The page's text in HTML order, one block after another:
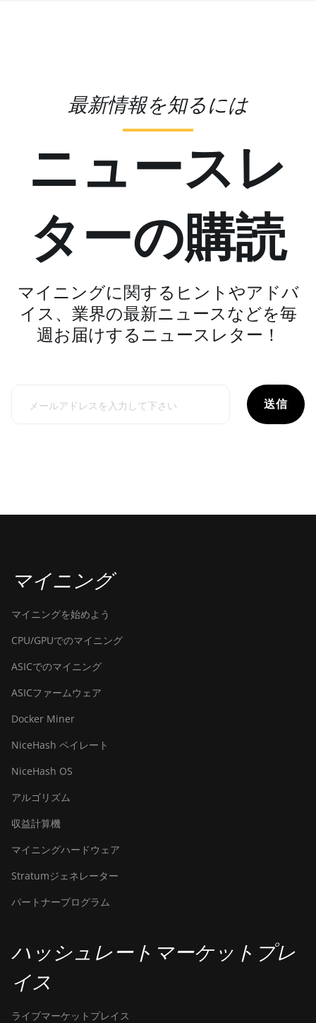
最新情報を知るには
ニュースレ
ターの購読
マイニングに関するヒントやアドバ
イス、業界の最新ニュースなどを毎
週お届けするニュースレター！
送信
マイニング
マイニングを始めよう
CPU/GPUでのマイニング
ASICでのマイニング
ASICファームウェア
Docker Miner
NiceHash ペイレート
NiceHash OS
アルゴリズム
収益計算機
マイニングハードウェア
Stratumジェネレーター
パートナープログラム
ハッシュレートマーケットプレ
イス
ライブマーケットプレイス